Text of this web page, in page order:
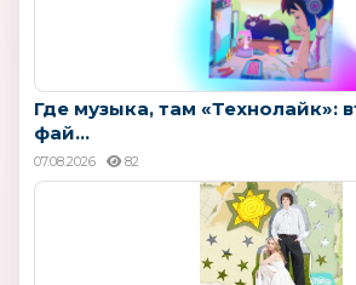
Где музыка, там «Технолайк»:
фай...
07.08.2026 82